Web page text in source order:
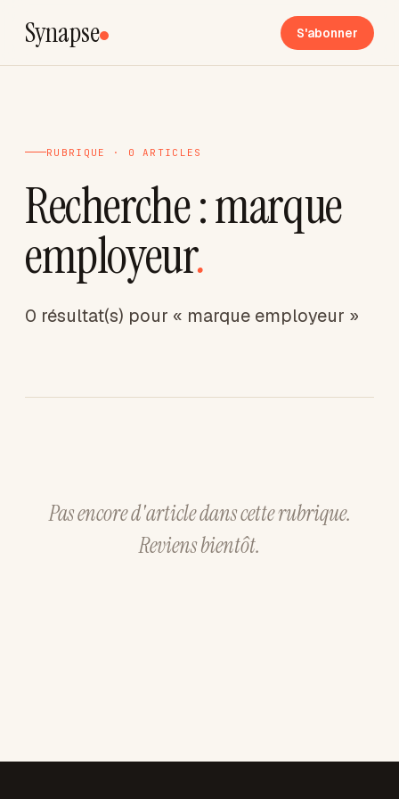
Synapse S'abonner
RUBRIQUE · 0 ARTICLES
Recherche : marque
employeur.
0 résultat(s) pour « marque employeur »
Pas encore d'article dans cette rubrique.
Reviens bientôt.